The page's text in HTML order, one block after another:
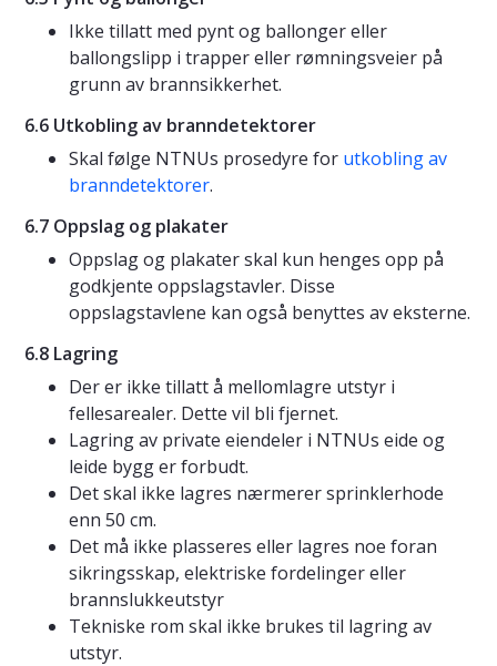
Ikke tillatt med pynt og ballonger eller
ballongslipp i trapper eller rømningsveier på
grunn av brannsikkerhet.
6.6 Utkobling av branndetektorer
Skal følge NTNUs prosedyre for utkobling av
branndetektorer.
6.7 Oppslag og plakater
Oppslag og plakater skal kun henges opp på
godkjente oppslagstavler. Disse
oppslagstavlene kan også benyttes av eksterne.
6.8 Lagring
Der er ikke tillatt å mellomlagre utstyr i
fellesarealer. Dette vil bli fjernet.
Lagring av private eiendeler i NTNUs eide og
leide bygg er forbudt.
Det skal ikke lagres nærmerer sprinklerhode
enn 50 cm.
Det må ikke plasseres eller lagres noe foran
sikringsskap, elektriske fordelinger eller
brannslukkeutstyr
Tekniske rom skal ikke brukes til lagring av
utstyr.